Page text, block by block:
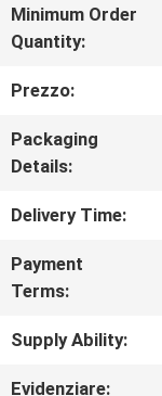
DI
QUALITÀ
Minimum Order
Quantity:
Prezzo:
Packaging
Details:
Delivery Time:
Payment
Terms:
Supply Ability:
Evidenziare: